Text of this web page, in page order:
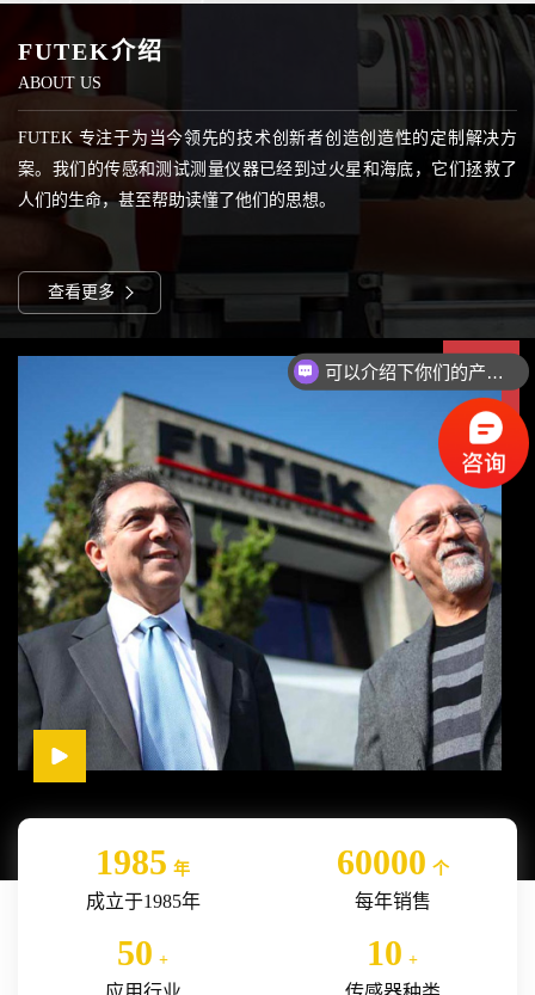
FUTEK介绍
ABOUT US
FUTEK 专注于为当今领先的技术创新者创造创造性的定制解决方
案。我们的传感和测试测量仪器已经到过火星和海底，它们拯救了
人们的生命，甚至帮助读懂了他们的思想。
识。我们将创新、诚实、质量、勤奋和优秀人才的独特结合使之成
查看更多
1985 年
成立于1985年
60000 个
每年销售
50 + 10 +